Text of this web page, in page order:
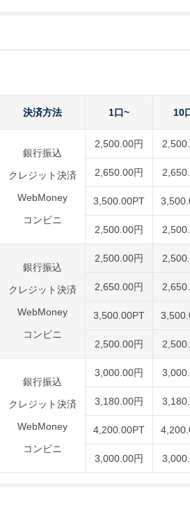
決済方法 1口~ 10
銀行振込
クレジット決済
WebMoney
コンビニ
2,500.00円
2,650.00円
3,500.00PT
2,500.00円
銀行振込
クレジット決済
WebMoney
コンビニ
2,500.00円
2,650.00円
3,500.00PT
2,500.00円
銀行振込
クレジット決済
WebMoney
コンビニ
3,000.00円
3,180.00円
4,200.00PT
3,000.00円